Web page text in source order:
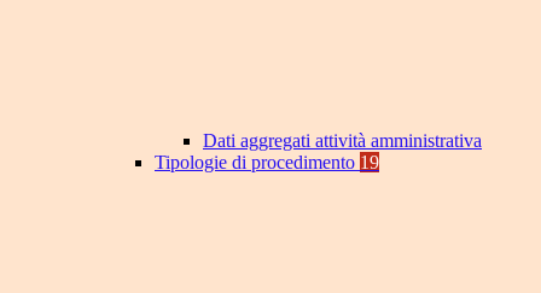
Dati aggregati attività amministrativa
Tipologie di procedimento 19